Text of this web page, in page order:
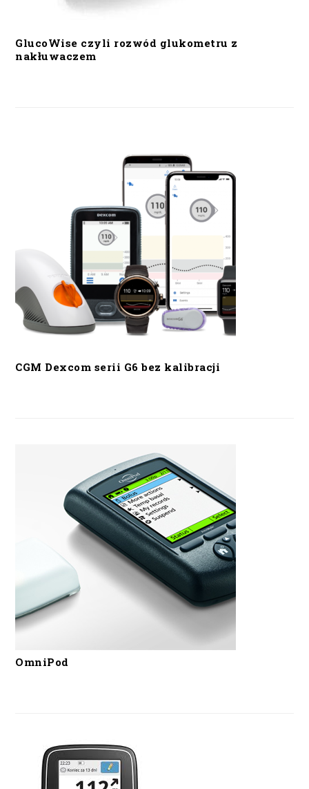
GlucoWise czyli rozwód glukometru z
nakłuwaczem
CGM Dexcom serii G6 bez kalibracji
OmniPod